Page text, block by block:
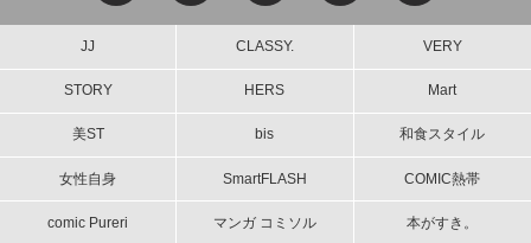
JJ CLASSY. VERY
STORY HERS Mart
美ST bis 和食スタイル
女性自身 SmartFLASH COMIC熱帯
comic Pureri マンガ コミソル 本がすき。